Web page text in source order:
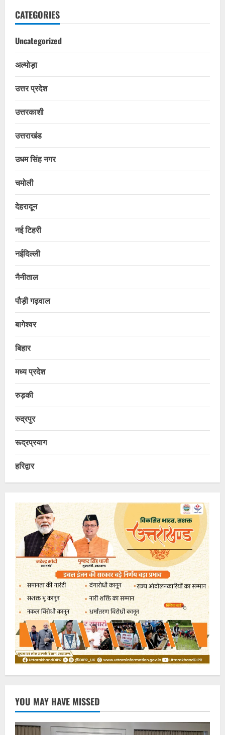
CATEGORIES
Uncategorized
अल्मोड़ा
उत्तर प्रदेश
उत्तरकाशी
उत्तराखंड
उधम सिंह नगर
चमोली
देहरादून
नई टिहरी
नईदिल्ली
नैनीताल
पौड़ी गढ़वाल
बागेश्वर
बिहार
मध्य प्रदेश
रुड़की
रुद्रपुर
रूद्रप्रयाग
हरिद्वार
YOU MAY HAVE MISSED